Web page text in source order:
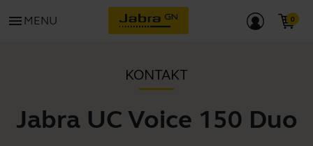
menu MENU
KONTAKT
Jabra UC Voice 150 Duo